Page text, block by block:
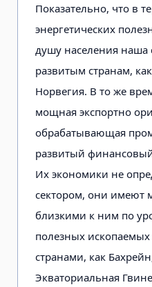
Показательно, что в
энергетических
душу населения наша
развитым странам,
Норвегия. В то же
мощная экспортно
обрабатывающая
развитый финансовый
Их экономики не
сектором, они имеют
близкими к ним по
полезных
странами, как
Экваториальная